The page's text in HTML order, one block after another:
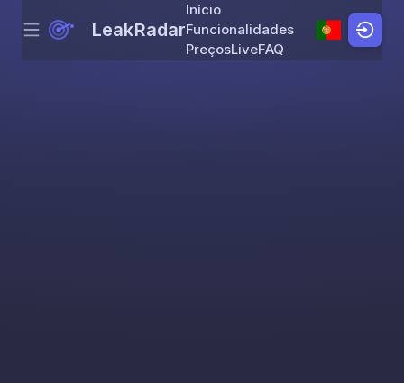
Skip to content
Menu LeakRadar
Início
Funcionalidades
PreçosLiveFAQ